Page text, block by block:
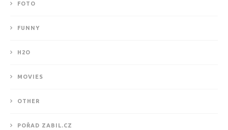
FOTO
FUNNY
H2O
MOVIES
OTHER
POŘAD ZABIL.CZ